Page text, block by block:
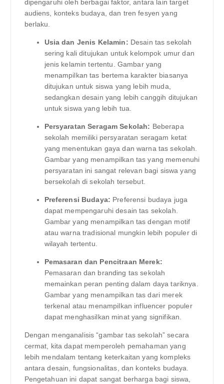
dipengaruhi oleh berbagai faktor, antara lain target
audiens, konteks budaya, dan tren fesyen yang
berlaku.
Usia dan Jenis Kelamin: Desain tas sekolah
sering kali ditujukan untuk kelompok umur dan
jenis kelamin tertentu. Gambar yang
menampilkan tas bertema karakter biasanya
ditujukan untuk siswa yang lebih muda,
sedangkan desain yang lebih canggih ditujukan
untuk siswa yang lebih tua.
Persyaratan Seragam Sekolah: Beberapa
sekolah memiliki persyaratan seragam ketat
yang menentukan gaya dan warna tas sekolah.
Gambar yang menampilkan tas yang memenuhi
persyaratan ini sangat relevan bagi siswa yang
bersekolah di sekolah tersebut.
Preferensi Budaya: Preferensi budaya juga
dapat mempengaruhi desain tas sekolah.
Gambar yang menampilkan tas dengan motif
atau warna tradisional mungkin lebih populer di
wilayah tertentu.
Pemasaran dan Pencitraan Merek:
Pemasaran dan branding tas sekolah
memainkan peran penting dalam daya tariknya.
Gambar yang menampilkan tas dari merek
terkenal atau menampilkan influencer populer
dapat menghasilkan minat yang signifikan.
Dengan menganalisis “gambar tas sekolah” secara
cermat, kita dapat memperoleh pemahaman yang
lebih mendalam tentang keterkaitan yang kompleks
antara desain, fungsionalitas, dan konteks budaya.
Pengetahuan ini dapat sangat berharga bagi siswa,